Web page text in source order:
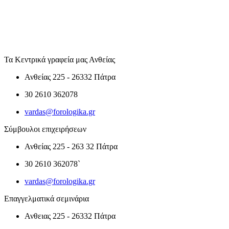
Τα Κεντρικά γραφεία μας Ανθείας
Ανθείας 225 - 26332 Πάτρα
30 2610 362078
vardas@forologika.gr
Σύμβουλοι επιχειρήσεων
Ανθείας 225 - 263 32 Πάτρα
30 2610 362078`
vardas@forologika.gr
Επαγγελματικά σεμινάρια
Ανθειας 225 - 26332 Πάτρα